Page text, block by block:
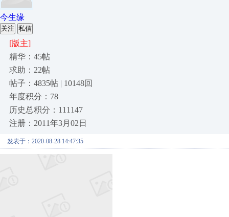
今生缘
关注 私信
[版主]
精华：45帖
求助：22帖
帖子：4835帖 | 10148回
年度积分：78
历史总积分：111147
注册：2011年3月02日
发表于：2020-08-28 14:47:35